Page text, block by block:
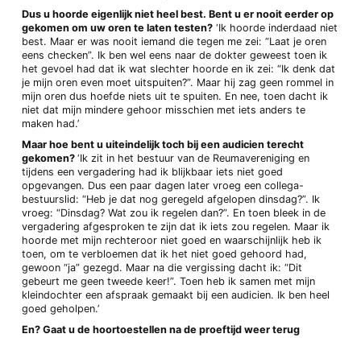
Dus u hoorde eigenlijk niet heel best. Bent u er nooit eerder op
gekomen om uw oren te laten testen?‘Ik hoorde inderdaad niet
best. Maar er was nooit iemand die tegen me zei: “Laat je oren
eens checken”. Ik ben wel eens naar de dokter geweest toen ik
het gevoel had dat ik wat slechter hoorde en ik zei: “Ik denk dat
je mijn oren even moet uitspuiten?”. Maar hij zag geen rommel in
mijn oren dus hoefde niets uit te spuiten. En nee, toen dacht ik
niet dat mijn mindere gehoor misschien met iets anders te
maken had.’
Maar hoe bent u uiteindelijk toch bij een audicien terecht
gekomen? ‘Ik zit in het bestuur van de Reumavereniging en
tijdens een vergadering had ik blijkbaar iets niet goed
opgevangen. Dus een paar dagen later vroeg een collega-
bestuurslid: “Heb je dat nog geregeld afgelopen dinsdag?”. Ik
vroeg: “Dinsdag? Wat zou ik regelen dan?”. En toen bleek in de
vergadering afgesproken te zijn dat ik iets zou regelen. Maar ik
hoorde met mijn rechteroor niet goed en waarschijnlijk heb ik
toen, om te verbloemen dat ik het niet goed gehoord had,
gewoon “ja” gezegd. Maar na die vergissing dacht ik: “Dit
gebeurt me geen tweede keer!”. Toen heb ik samen met mijn
kleindochter een afspraak gemaakt bij een audicien. Ik ben heel
goed geholpen.’
En? Gaat u de hoortoestellen na de proeftijd weer terug